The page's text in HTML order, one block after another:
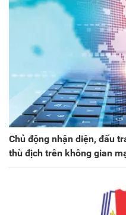
Chủ động nhận diện, đấu
thù địch trên không gian